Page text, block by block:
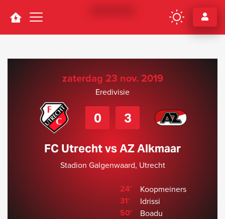
Navigation
zaterdag 23 nov. 2019
Eredivisie
0 3
FC Utrecht vs AZ Alkmaar
Stadion Galgenwaard, Utrecht
24' Koopmeiners
31' Idrissi
50' Boadu